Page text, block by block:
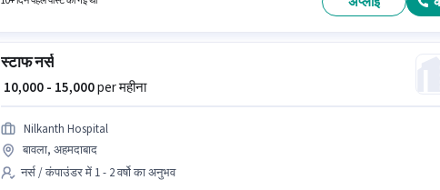
स्टाफ नर्स
₹ 10,000 - 15,000per महीना
Nilkanth Hospital
बावला, अहमदाबाद
नर्स / कंपाउंडर में 1 - 2 वर्षो का अनुभव